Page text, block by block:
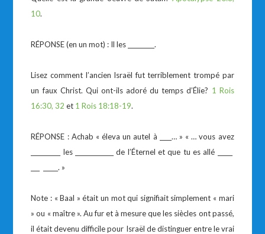
10.
RÉPONSE (en un mot) : Il les _________.
Lisez comment l’ancien Israël fut terriblement trompé par
un faux Christ. Qui ont-ils adoré du temps d’Élie? 1 Rois
16:30, 32 et 1 Rois 18:18-19.
RÉPONSE : Achab « éleva un autel à ____… » « … vous avez
__________ les _____________ de l’Éternel et que tu es allé _____
___ _____. »
Note : « Baal » était un mot qui signifiait simplement « mari
» ou « maître ». Au fur et à mesure que les siècles ont passé,
il était devenu difficile pour Israël de distinguer entre le vrai